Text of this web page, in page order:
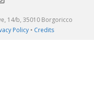
14/b, 35010 Borgoricco
Policy• Credits